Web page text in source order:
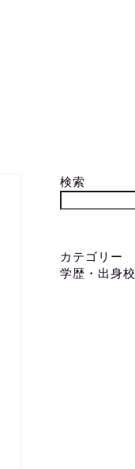
検索
カテゴリー
学歴・出身校